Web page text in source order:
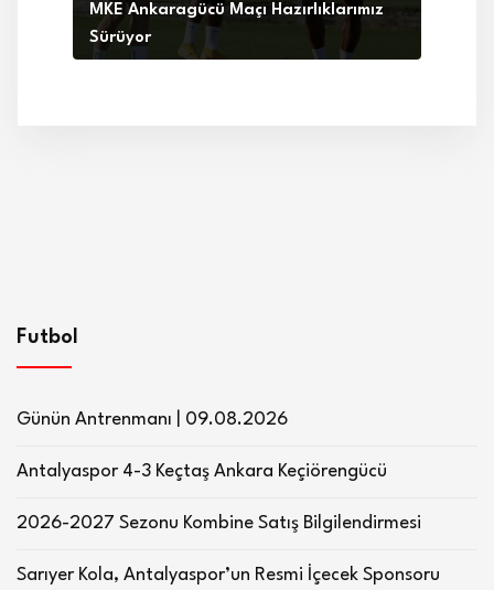
MKE Ankaragücü Maçı Hazırlıklarımız
Sürüyor
Futbol
Günün Antrenmanı | 09.08.2026
Antalyaspor 4-3 Keçtaş Ankara Keçiörengücü
2026-2027 Sezonu Kombine Satış Bilgilendirmesi
Sarıyer Kola, Antalyaspor’un Resmi İçecek Sponsoru